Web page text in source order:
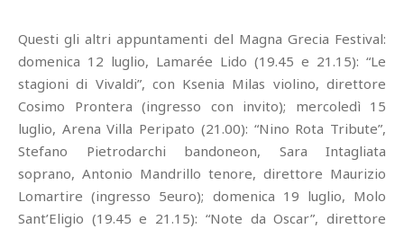
Questi gli altri appuntamenti del Magna Grecia Festival:
domenica 12 luglio, Lamarée Lido (19.45 e 21.15): “Le
stagioni di Vivaldi”, con Ksenia Milas violino, direttore
Cosimo Prontera (ingresso con invito); mercoledì 15
luglio, Arena Villa Peripato (21.00): “Nino Rota Tribute”,
Stefano Pietrodarchi bandoneon, Sara Intagliata
soprano, Antonio Mandrillo tenore, direttore Maurizio
Lomartire (ingresso 5euro); domenica 19 luglio, Molo
Sant’Eligio (19.45 e 21.15): “Note da Oscar”, direttore